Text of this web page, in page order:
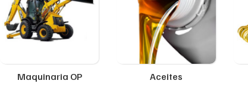
Maquinaria OP Aceites